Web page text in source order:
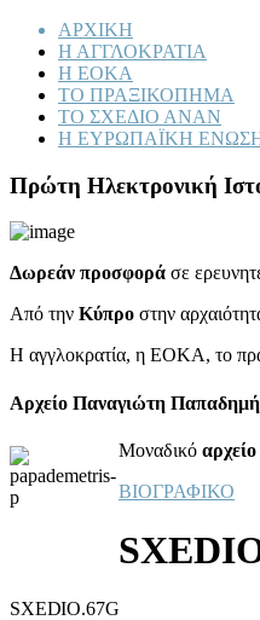
ΑΡΧΙΚΗ
Η ΑΓΓΛΟΚΡΑΤΙΑ
Η ΕΟΚΑ
ΤΟ ΠΡΑΞΙΚΟΠΗΜΑ
ΤΟ ΣΧΕΔΙΟ ΑΝΑΝ
Η ΕΥΡΩΠΑΪΚΗ
Πρώτη Ηλεκτρονική
Δωρεάν προσφορά σε
Από την Κύπρο στην
Η αγγλοκρατία, η ΕΟΚΑ, το
Αρχείο Παναγιώτη
Μοναδικό αρχείο
ΒΙΟΓΡΑΦΙΚΟ
SXEDIO.67G